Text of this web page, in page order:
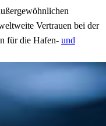
Vertrauen bei der
für die Hafen- und